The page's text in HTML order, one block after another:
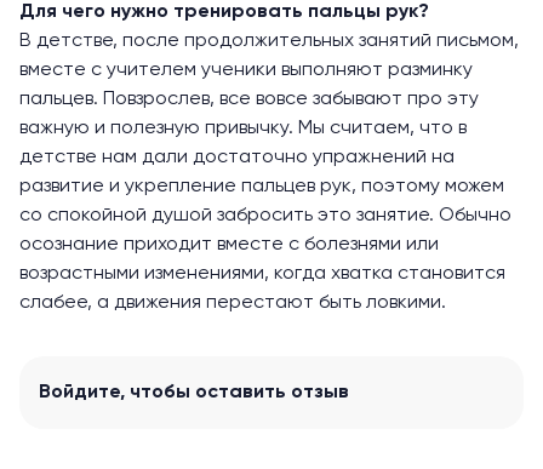
Для чего нужно тренировать пальцы рук?
В детстве, после продолжительных занятий письмом,
вместе с учителем ученики выполняют разминку
пальцев. Повзрослев, все вовсе забывают про эту
важную и полезную привычку. Мы считаем, что в
детстве нам дали достаточно упражнений на
развитие и укрепление пальцев рук, поэтому можем
со спокойной душой забросить это занятие. Обычно
осознание приходит вместе с болезнями или
возрастными изменениями, когда хватка становится
слабее, а движения перестают быть ловкими.
Войдите, чтобы оставить отзыв